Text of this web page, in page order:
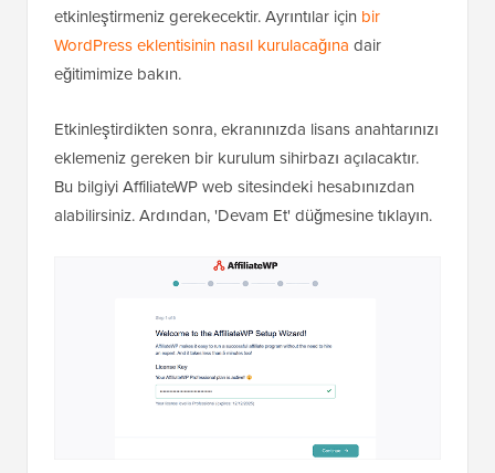
etkinleştirmeniz gerekecektir. Ayrıntılar için bir
WordPress eklentisinin nasıl kurulacağına dair
eğitimimize bakın.
Etkinleştirdikten sonra, ekranınızda lisans anahtarınızı
eklemeniz gereken bir kurulum sihirbazı açılacaktır.
Bu bilgiyi AffiliateWP web sitesindeki hesabınızdan
alabilirsiniz. Ardından, 'Devam Et' düğmesine tıklayın.